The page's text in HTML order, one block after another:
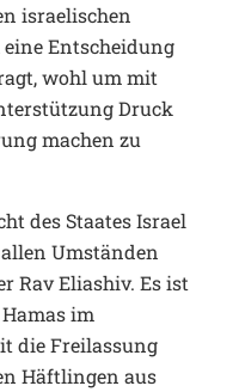
israelischen
Entscheidung
wohl um mit
Druck
machen zu
des Staates Israel
Umständen
Rav Eliashiv. Es ist
im
die Freilassung
Häftlingen aus